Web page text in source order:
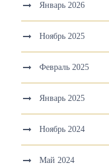
Январь 2026
Ноябрь 2025
Февраль 2025
Январь 2025
Ноябрь 2024
Май 2024